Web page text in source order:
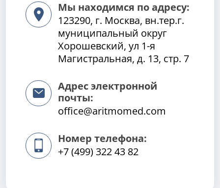
Мы находимся по адресу:
123290, г. Москва, вн.тер.г.
муниципальный округ
Хорошевский, ул 1-я
Магистральная, д. 13, стр. 7
Адрес электронной
почты:
office@aritmomed.com
Номер телефона:
+7 (499) 322 43 82